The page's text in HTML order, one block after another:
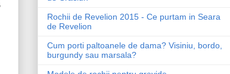
Rochii de Revelion 2015 - Ce purtam in Seara
de Revelion
Cum porti paltoanele de dama? Visiniu, bordo,
burgundy sau marsala?